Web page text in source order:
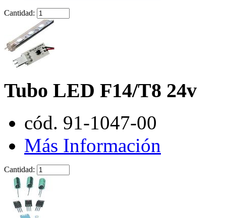
Cantidad:
Tubo LED F14/T8 24v
cód. 91-1047-00
Más Información
Cantidad: